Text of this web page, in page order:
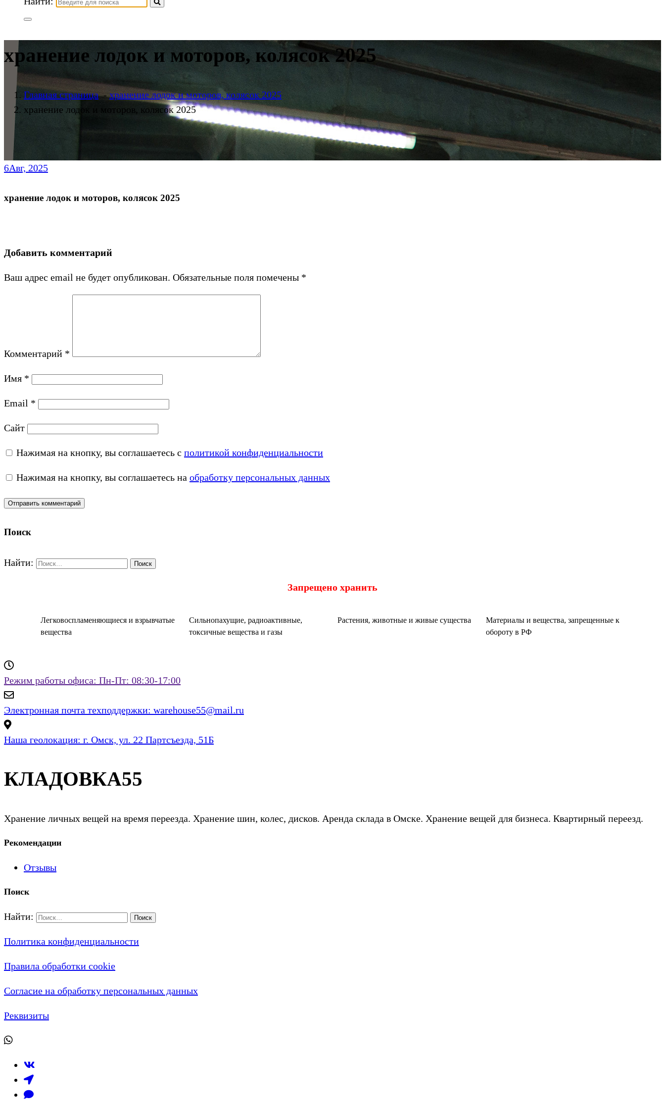
хранение лодок и моторов, колясок 2025
Главная страница-хранение лодок и моторов, колясок 2025
хранение лодок и моторов, колясок 2025
6Авг, 2025
хранение лодок и моторов, колясок 2025
Добавить комментарий
Ваш адрес email не будет опубликован. Обязательные поля помечены *
Комментарий *
Имя *
Email *
Сайт
Нажимая на кнопку, вы соглашаетесь с политикой конфиденциальности
Нажимая на кнопку, вы соглашаетесь на обработку персональных данных
Поиск
Найти:
Запрещено хранить
Легковоспламеняющиеся и взрывчатые
вещества
Сильнопахущие, радиоактивные,
токсичные вещества и газы
Растения, животные и живые существа
Материалы и вещества, запрещенные к
обороту в РФ
Режим работы офиса: Пн-Пт: 08:30-17:00
Электронная почта техподдержки: warehouse55@mail.ru
Наша геолокация: г. Омск, ул. 22 Партсъезда, 51Б
КЛАДОВКА55
Хранение личных вещей на время переезда. Хранение шин, колес, дисков. Аренда склада в Омске. Хранение вещей для бизнеса. Квартирный переезд.
Рекомендации
Отзывы
Поиск
Найти:
Политика конфиденциальности
Правила обработки cookie
Согласие на обработку персональных данных
Реквизиты